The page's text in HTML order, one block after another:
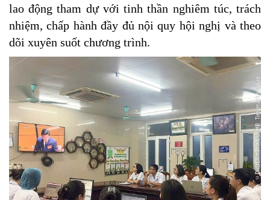
lao động tham dự với tinh thần nghiêm túc, trách
nhiệm, chấp hành đầy đủ nội quy hội nghị và theo
dõi xuyên suốt chương trình.